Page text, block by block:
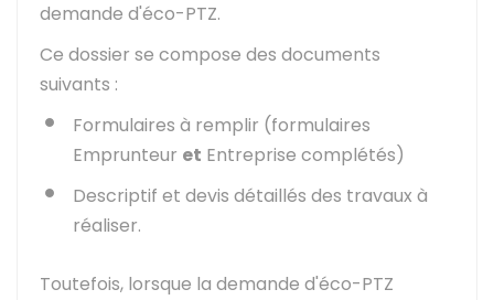
demande d'éco-PTZ.
Ce dossier se compose des documents
suivants :
Formulaires à remplir (formulaires
Emprunteur et Entreprise complétés)
Descriptif et devis détaillés des travaux à
réaliser.
Toutefois, lorsque la demande d'éco-PTZ